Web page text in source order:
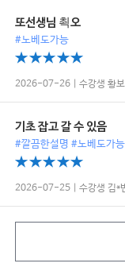
또선생님 쵝오
#노베도가능
2026-07-26 | 수강생 황
기초 잡고 갈 수 있음
#깔끔한설명 #노베도가
2026-07-25 | 수강생 김*